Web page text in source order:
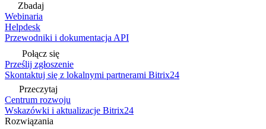
Zbadaj
Webinaria
Helpdesk
Przewodniki i dokumentacja API
Połącz się
Prześlij zgłoszenie
Skontaktuj się z lokalnymi partnerami Bitrix24
Przeczytaj
Centrum rozwoju
Wskazówki i aktualizacje Bitrix24
Rozwiązania